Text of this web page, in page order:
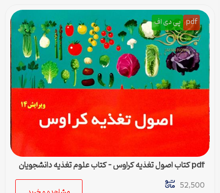
pdf پی دی اف
pdf کتاب اصول تغذیه کراوس – کتاب علوم تغذیه دانشجویان
52,500